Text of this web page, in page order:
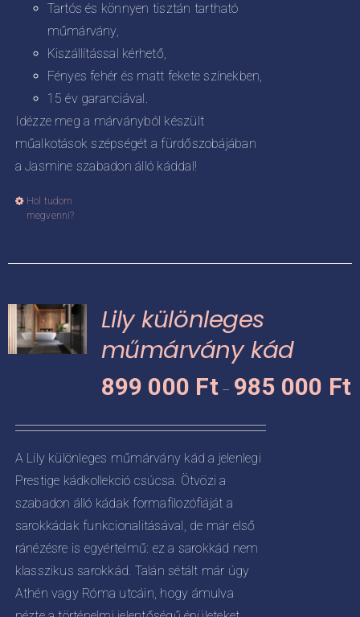
Tartós és könnyen tisztán tartható
műmárvány,
Kiszállítással kérhető,
Fényes fehér és matt fekete színekben,
15 év garanciával.
Idézze meg a márványból készült
műalkotások szépségét a fürdőszobájában
a Jasmine szabadon álló káddal!
Hol tudom
megvenni?
van.
változatok
a
választhatók
ki
Lily különleges
műmárvány kád
899 000 Ft – 985 000 Ft
A Lily különleges műmárvány kád a jelenlegi
Prestige kádkollekció csúcsa. Ötvözi a
szabadon álló kádak formafilozófiáját a
sarokkádak funkcionalitásával, de már első
ránézésre is egyértelmű: ez a sarokkád nem
klasszikus sarokkád. Talán sétált már úgy
Athén vagy Róma utcáin, hogy ámulva